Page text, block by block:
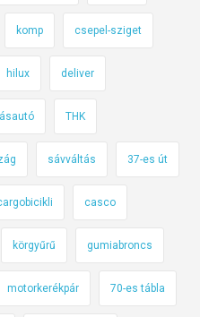
komp csepel-sziget
hilux deliver
THK
sávváltás 37-es út
casco
körgyűrű gumiabroncs
motorkerékpár 70-es tábla